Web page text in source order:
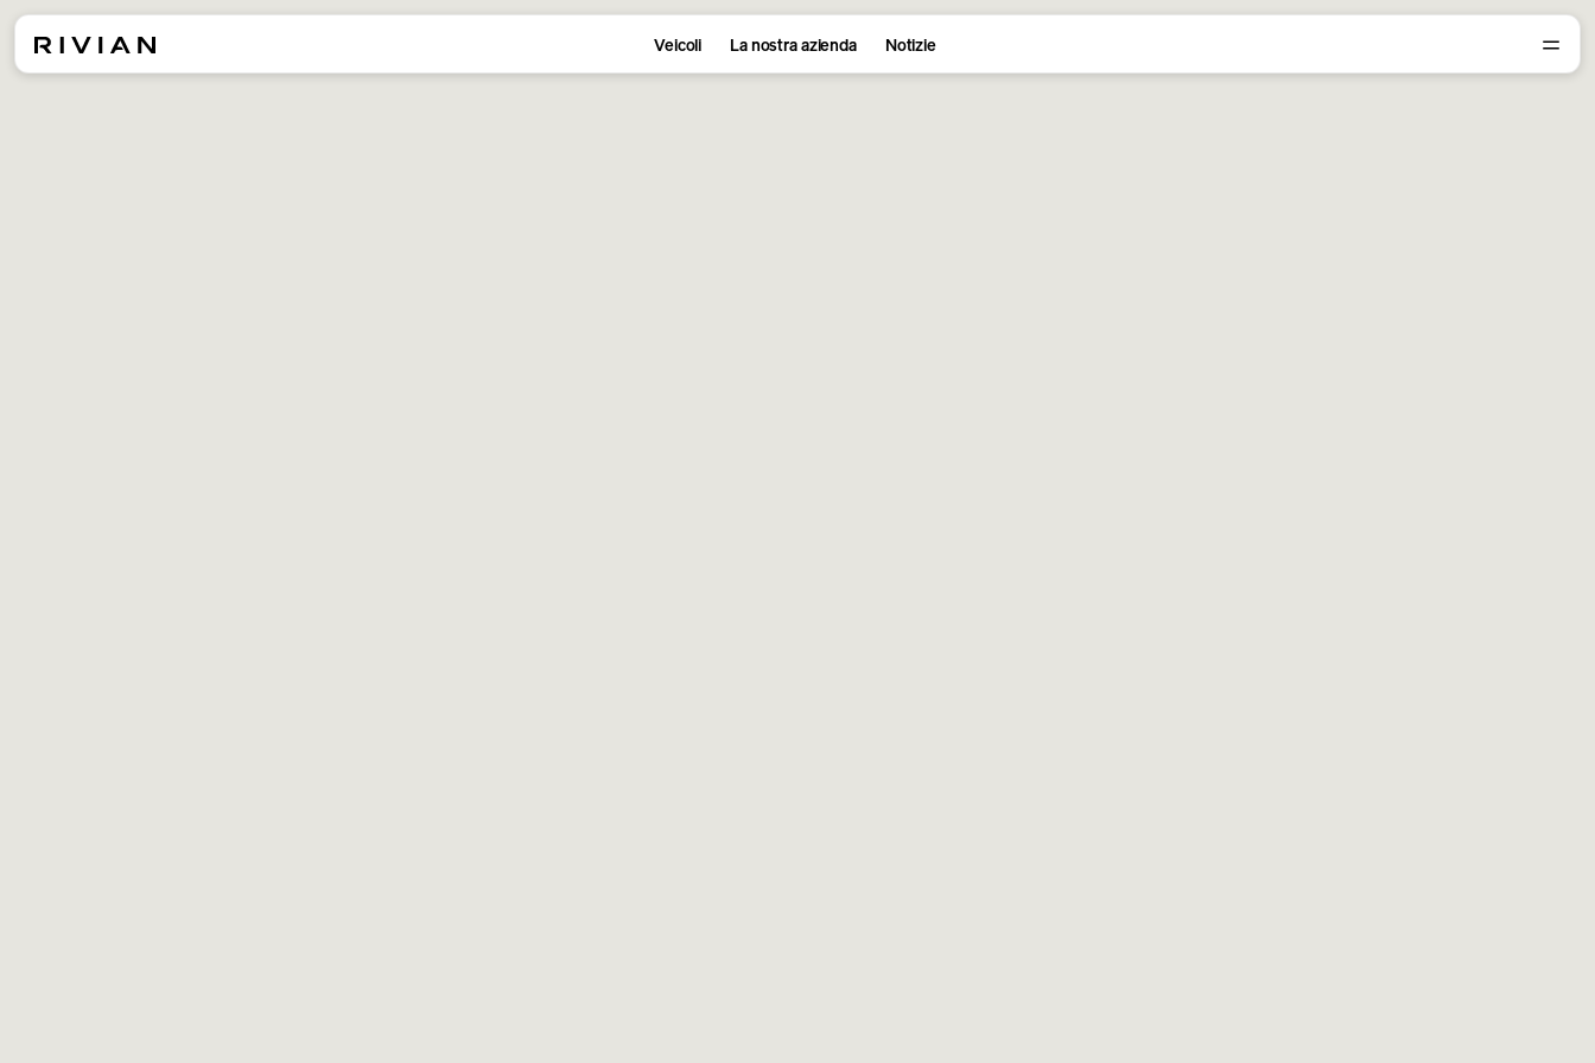
Veicoli La nostra azienda Notizie